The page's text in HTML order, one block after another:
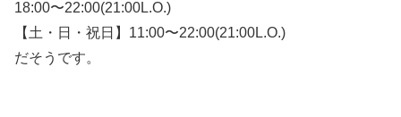
18:00〜22:00(21:00L.O.)
【土・日・祝日】11:00〜22:00(21:00L.O.)
だそうです。